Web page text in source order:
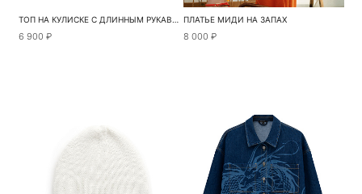
ТОП НА КУЛИСКЕ С ДЛИННЫМ РУКАВОМ
6 900 ₽
ПЛАТЬЕ МИДИ НА ЗАПАХ
8 000 ₽